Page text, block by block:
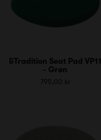
&Tradition Seat Pad VP11
- Grøn
795,00 kr